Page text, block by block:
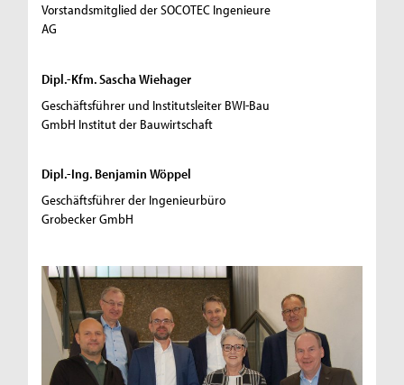
Vorstandsmitglied der SOCOTEC Ingenieure
AG
Dipl.-Kfm. Sascha Wiehager
Geschäftsführer und Institutsleiter BWI-Bau
GmbH Institut der Bauwirtschaft
Dipl.-Ing. Benjamin Wöppel
Geschäftsführer der Ingenieurbüro
Grobecker GmbH